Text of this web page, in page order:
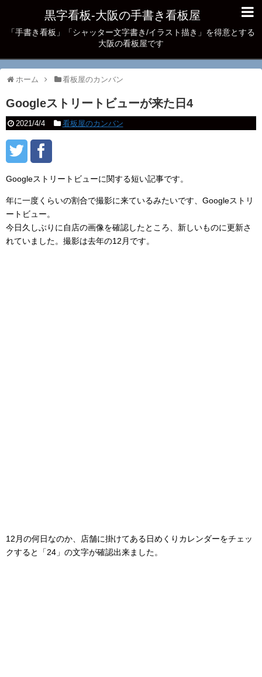
黒字看板‐大阪の手書き看板屋
「手書き看板」「シャッター文字書き/イラスト描き」を得意とする
大阪の看板屋です
ホーム 看板屋のカンバン
Googleストリートビューが来た日4
2021/4/4 看板屋のカンバン
Googleストリートビューに関する短い記事です。
年に一度くらいの割合で撮影に来ているみたいです、Googleストリ
ートビュー。
今日久しぶりに自店の画像を確認したところ、新しいものに更新さ
れていました。撮影は去年の12月です。
12月の何日なのか、店舗に掛けてある日めくりカレンダーをチェッ
クすると「24」の文字が確認出来ました。